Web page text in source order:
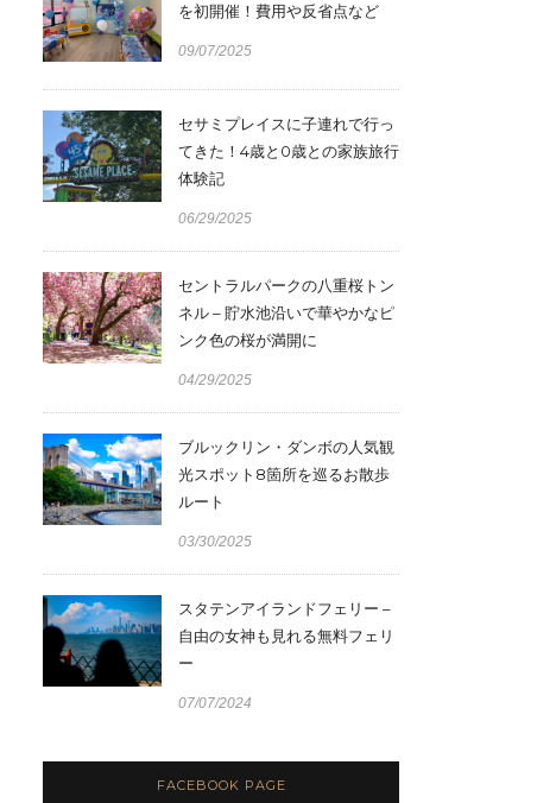
を初開催！費用や反省点など
09/07/2025
セサミプレイスに子連れで行っ
てきた！4歳と0歳との家族旅行
体験記
06/29/2025
セントラルパークの八重桜トン
ネル – 貯水池沿いで華やかなピ
ンク色の桜が満開に
04/29/2025
ブルックリン・ダンボの人気観
光スポット8箇所を巡るお散歩
ルート
03/30/2025
スタテンアイランドフェリー –
自由の女神も見れる無料フェリ
ー
07/07/2024
FACEBOOK PAGE